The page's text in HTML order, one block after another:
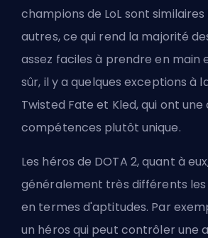
champions de LoL sont similaires
autres, ce qui rend la majorité
assez faciles à prendre en main
sûr, il y a quelques exceptions à
Twisted Fate et Kled, qui ont
compétences plutôt unique.
Les héros de DOTA 2, quant à
généralement très différents les
en termes d'aptitudes. Par
un héros qui peut contrôler une